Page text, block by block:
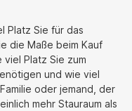
Platz Sie für das
die Maße beim Kauf
Platz Sie zum
und wie viel
oder jemand, der
mehr Stauraum als